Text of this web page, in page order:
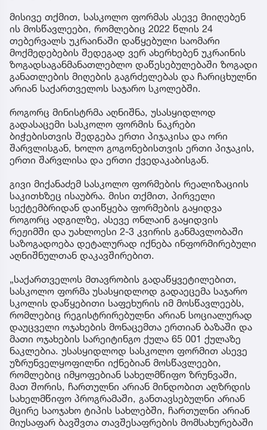
მისივე თქმით, სასკოლო ფორმას ასევე მიიღებენ
ის მოსწავლეები, რომლებიც 2022 წლის 24
თებერვალს უკრაინაში დაწყებული საომარი
მოქმედებების შედეგად ვერ ახერხებენ უკრაინის
ზოგადსაგანმანათლებლო დაწესებულებაში ზოგადი
განათლების მიღების გაგრძელებას და ჩარიცხულნი
არიან საქართველოს საჯარო სკოლებში.
როგორც მინისტრმა აღნიშნა, უსასყიდლოდ
გადასაცემი სასკოლო ფორმის ნაკრები
ბიჭებისთვის შედგება ერთი პიჯაკისა და ორი
შარვლისგან, ხოლო გოგონებისთვის ერთი პიჯაკის,
ერთი შარვლისა და ერთი ქვედაკაბისგან.
გივი მიქანაძემ სასკოლო ფორმების რეალიზაციის
საკითხზეც ისაუბრა. მისი თქმით, პირველი
სექტემბრიდან დაიწყება ფორმების გაყიდვა
როგორც ადგილზე, ასევე ონლაინ გაყიდვის
რეჟიმში და უახლოესი 2-3 კვირის განმავლობაში
საზოგადოება დეტალურად იქნება ინფორმირებული
აღნიშნულთან დაკავშირებით.
„საქართველოს მთავრობის გადაწყვეტილებით,
სასკოლო ფორმა უსასყიდლოდ გადაეცემა საჯარო
სკოლის დაწყებითი საფეხურის იმ მოსწავლეებს,
რომლებიც რეგისტრირებულნი არიან სოციალურად
დაუცველი ოჯახების მონაცემთა ერთიან ბაზაში და
მათი ოჯახების სარეიტინგო ქულა 65 001 ქულაზე
ნაკლებია. უსასყიდლოდ სასკოლო ფორმით ასევე
უზრუნველყოფილნი იქნებიან მოსწავლეები,
რომლებიც იმყოფებიან სახელმწიფო ზრუნვაში,
მათ შორის, ჩართულნი არიან მინდობით აღზრდის
სახელმწიფო პროგრამაში, განთავსებულნი არიან
მცირე საოჯახო ტიპის სახლებში, ჩართულნი არიან
მიუსაფარ ბავშვთა თავშესაფრების მომსახურებაში